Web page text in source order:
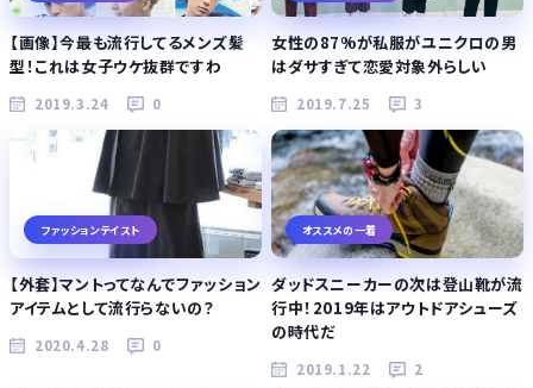
【画像】今最も流行してるメンズ髪
型！これは女子ウケ抜群ですわ
2019.3.24 0
女性の87%が私服がユニクロの男
はダサすぎて恋愛対象外らしい
2019.7.25 3
ファッションテイスト
【外套】マントってなんでファッション
アイテムとして流行らないの？
2020.4.28 0
オススメの一着
ダッドスニーカーの次は登山靴が流
行中！2019年はアウトドアシューズ
の時代だ
2019.1.22 2